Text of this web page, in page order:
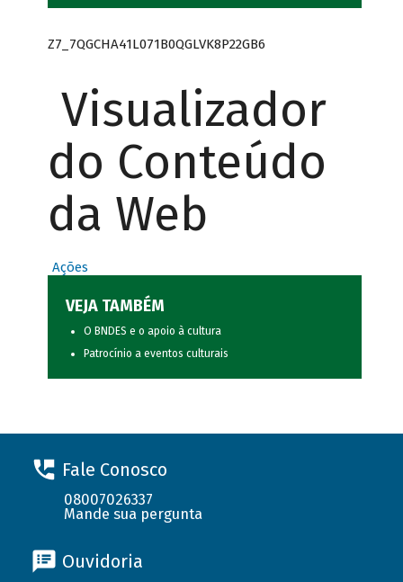
Z7_7QGCHA41L071B0QGLVK8P22GB6
Visualizador
do Conteúdo
da Web
Ações
VEJA TAMBÉM
O BNDES e o apoio à cultura
Patrocínio a eventos culturais
Fale Conosco
08007026337
Mande sua pergunta
Ouvidoria